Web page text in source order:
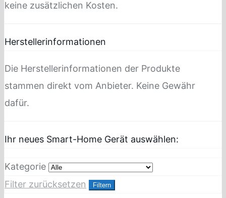
keine zusätzlichen Kosten.
Herstellerinformationen
Die Herstellerinformationen der Produkte
stammen direkt vom Anbieter. Keine Gewähr
dafür.
Ihr neues Smart-Home Gerät auswählen:
Kategorie
Filter zurücksetzen
Filtern